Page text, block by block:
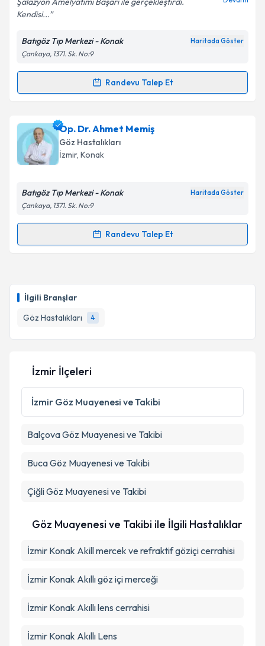
İlgili Branşlar
Göz Hastalıkları
4
Metni'ni okudum ve kişisel verilerimin belirtilen
kapsamda işlenmesini kabul ediyorum.
Takvim Talebini Gönder
Kendisi...
Batıgöz Tıp Merkezi - Konak Haritada Göster
Çankaya, 1371. Sk. No:9
Randevu Talep Et
Randevu Takvimi Talebi
Op. Dr. Emre Yılmaz için randevu takvimi talebi
oluşturun. Size bu uzmandan randevu almanız için bir
takvim hazırlandığında e-posta ile bilgilendireceğiz.
Kişisel verilerimin işlenmesine ilişkin
Metni'ni okudum ve kişisel verilerimin belirtilen
Op. Dr. Ahmet Memiş
Göz Hastalıkları
İzmir, Konak
Batıgöz Tıp Merkezi - Konak Haritada Göster
Çankaya, 1371. Sk. No:9
Randevu Talep Et
Randevu Takvimi Talebi
takvim hazırlandığında e-posta ile bilgilendireceğiz.
E-posta Adresiniz
Kişisel verilerimin işlenmesine ilişkinAydınlatma
Metni 'ni okudum ve kişisel verilerimin belirtilen
kapsamda işlenmesini kabul ediyorum.
İzmir İlçeleri
İzmir Göz Muayenesi ve Takibi
BalçovaGöz Muayenesi ve Takibi
BucaGöz Muayenesi ve Takibi
ÇiğliGöz Muayenesi ve Takibi
Göz Muayenesi ve Takibi ile İlgili Hastalıklar
İzmir Konak Akill mercek ve refraktif göziçi cerrahisi
İzmir Konak Akıllı göz içi merceği
İzmir Konak Akıllı lens cerrahisi
İzmir Konak Akıllı Lens